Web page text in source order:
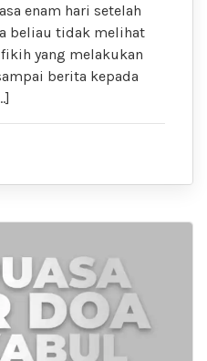
enam hari setelah
beliau tidak melihat
yang melakukan
berita kepada